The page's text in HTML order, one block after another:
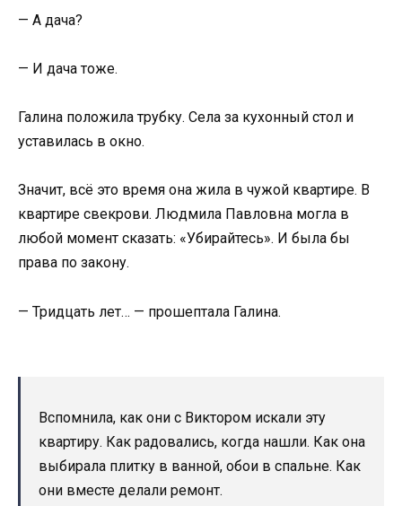
— А дача?
— И дача тоже.
Галина положила трубку. Села за кухонный стол и
уставилась в окно.
Значит, всё это время она жила в чужой квартире. В
квартире свекрови. Людмила Павловна могла в
любой момент сказать: «Убирайтесь». И была бы
права по закону.
— Тридцать лет… — прошептала Галина.
Вспомнила, как они с Виктором искали эту
квартиру. Как радовались, когда нашли. Как она
выбирала плитку в ванной, обои в спальне. Как
они вместе делали ремонт.